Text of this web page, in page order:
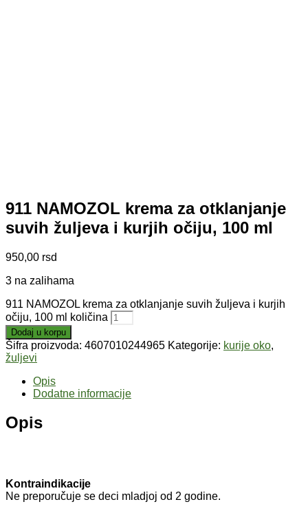
911 NAMOZOL krema za otklanjanje
suvih žuljeva i kurjih očiju, 100 ml
950,00 rsd
3 na zalihama
911 NAMOZOL krema za otklanjanje suvih žuljeva i kurjih
očiju, 100 ml količina
Dodaj u korpu
Šifra proizvoda: 4607010244965 Kategorije: kurije oko,
žuljevi
Opis
Dodatne informacije
Opis
Kontraindikacije
Ne preporučuje se deci mladjoj od 2 godine.